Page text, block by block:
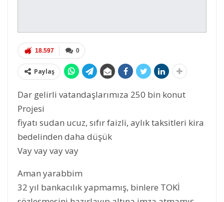
0
18.597
Paylaş
Dar gelirli vatandaşlarımıza 250 bin konut
Projesi
fiyatı sudan ucuz, sıfır faizli, aylık taksitleri kira
bedelinden daha düşük
Vay vay vay vay
Aman yarabbim
32 yıl bankacılık yapmamış, binlere TOKİ